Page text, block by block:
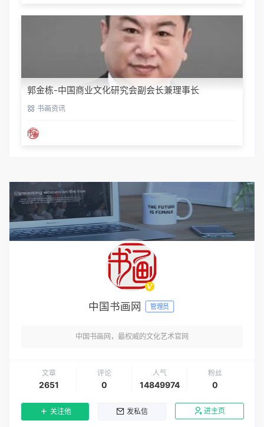
郭金栋-中国商业文化研究会副会长兼理事长
书画资讯
中国书画网 管理员
中国书画网，最权威的文化艺术官网
文章
2651
评论
0
人气
14849974
粉丝
0
关注他 发私信 进主页